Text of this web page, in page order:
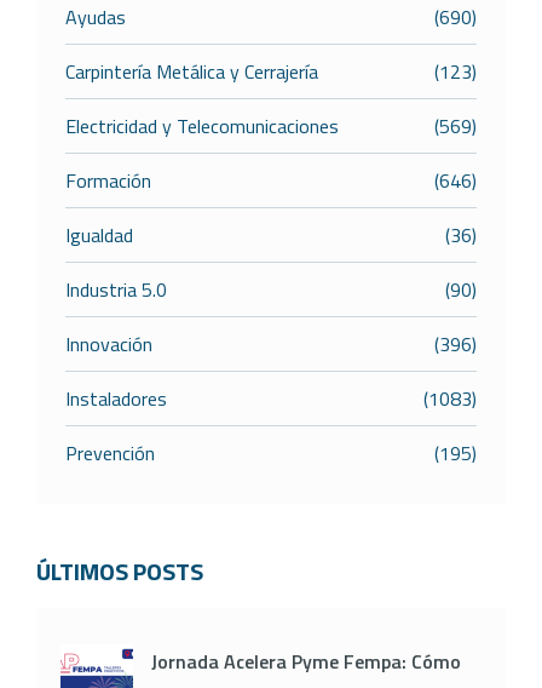
Ayudas
(690)
Carpintería Metálica y Cerrajería
(123)
Electricidad y Telecomunicaciones
(569)
Formación
(646)
Igualdad
(36)
Industria 5.0
(90)
Innovación
(396)
Instaladores
(1083)
Prevención
(195)
ÚLTIMOS POSTS
Jornada Acelera Pyme Fempa: Cómo